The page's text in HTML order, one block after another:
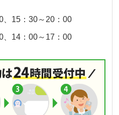
：30～20：00
：00～17：00